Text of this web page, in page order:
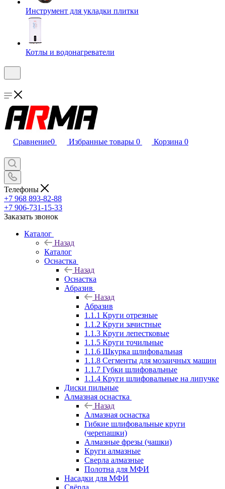
Инструмент для укладки плитки
Котлы и водонагреватели
Сравнение0 Избранные товары 0 Корзина 0
Телефоны
+7 968 893-82-88
+7 906-731-15-33
Заказать звонок
Каталог
Назад
Каталог
Оснастка
Назад
Оснастка
Абразив
Назад
Абразив
1.1.1 Круги отрезные
1.1.2 Круги зачистные
1.1.3 Круги лепестковые
1.1.5 Круги точильные
1.1.6 Шкурка шлифовальная
1.1.8 Сегменты для мозаичных машин
1.1.7 Губки шлифовальные
1.1.4 Круги шлифовальные на липучке
Диски пильные
Алмазная оснастка
Назад
Алмазная оснастка
Гибкие шлифовальные круги
(черепашки)
Алмазные фрезы (чашки)
Круги алмазные
Сверла алмазные
Полотна для МФИ
Насадки для МФИ
Свёрла